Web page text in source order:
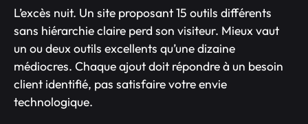
L’excès nuit. Un site proposant 15 outils différents
sans hiérarchie claire perd son visiteur. Mieux vaut
un ou deux outils excellents qu’une dizaine
médiocres. Chaque ajout doit répondre à un besoin
client identifié, pas satisfaire votre envie
technologique.